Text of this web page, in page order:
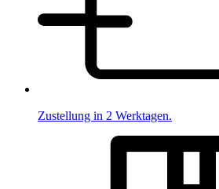
Zustellung in 2 Werktagen.